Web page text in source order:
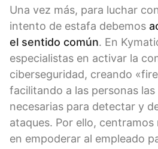
Una vez más, para luchar
intento de estafa debemos
el sentido común. En
especialistas en activar la
ciberseguridad, creando
facilitando a las personas
necesarias para detectar y
ataques. Por ello,
en empoderar al empleado